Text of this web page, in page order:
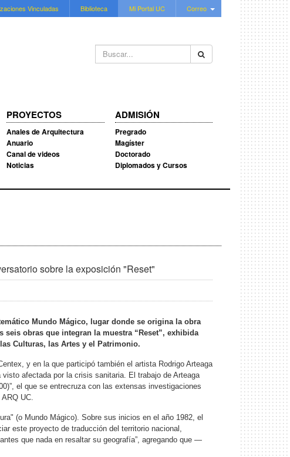
Vinculadas Biblioteca Mi Portal UC Correo
Buscar...
PROYECTOS
Anales de Arquitectura
Anuario
Canal de videos
Noticias
ADMISIÓN
Pregrado
Magíster
Doctorado
Diplomados y Cursos
sobre la exposición "Reset"
Mundo Mágico, lugar donde se origina la obra
obras que integran la muestra “Reset”, exhibida
Culturas, las Artes y el Patrimonio.
y en la que participó también el artista Rodrigo Arteaga
afectada por la crisis sanitaria. El trabajo de Arteaga
el que se entrecruza con las extensas investigaciones
UC.
(o Mundo Mágico). Sobre sus inicios en el año 1982, el
este proyecto de traducción del territorio nacional,
que nada en resaltar su geografía”, agregando que —